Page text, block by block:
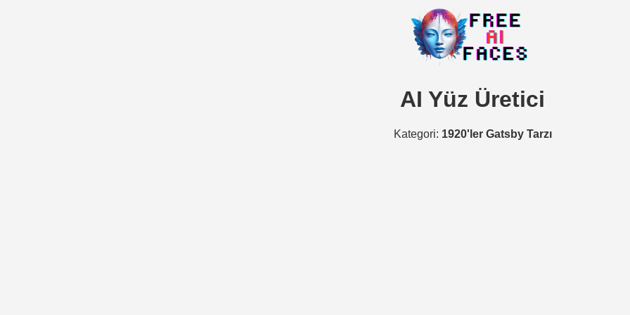
AI Yüz Üretici
Kategori: 1920'ler Gatsby Tarzı